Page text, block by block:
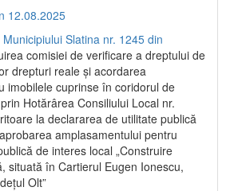
12.08.2025
Slatina nr. 1245 din
comisiei de verificare a dreptului de
drepturi reale și acordarea
imobilele cuprinse în coridorul de
Hotărârea Consiliului Local nr.
la declararea de utilitate publică
amplasamentului pentru
de interes local „Construire
situată în Cartierul Eugen Ionescu,
Olt”